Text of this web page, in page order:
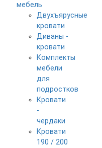
мебель
Двухъярусные
кровати
Диваны -
кровати
Комплекты
мебели
для
подростков
Кровати
-
чердаки
Кровати
190 / 200